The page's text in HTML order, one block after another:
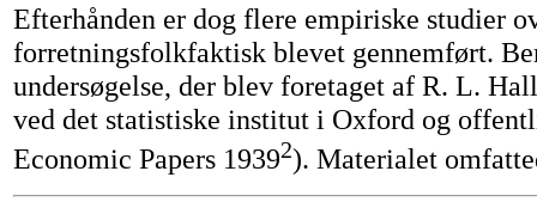
Efterhånden er dog flere empiriske studier
forretningsfolkfaktisk blevet gennemført.
undersøgelse, der blev foretaget af R. L.
ved det statistiske institut i Oxford og
Economic Papers 19392). Materialet